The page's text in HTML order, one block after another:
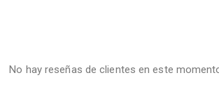
No hay reseñas de clientes en este